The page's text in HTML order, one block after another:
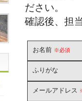
ださい。
確認後、担
お名前 ※必須
ふりがな
メールアドレス